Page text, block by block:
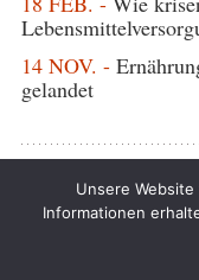
14 NOV. -
gelandet
Unsere
Informationen